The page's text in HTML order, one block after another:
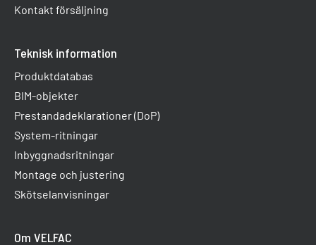
Kontakt försäljning
Teknisk information
Produktdatabas
BIM-objekter
Prestandadeklarationer (DoP)
System-ritningar
Inbyggnadsritningar
Montage och justering
Skötselanvisningar
Om VELFAC